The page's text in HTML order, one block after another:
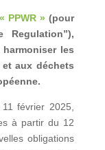
PPWR » (pour
Regulation”),
les
aux déchets
février 2025,
à partir du 12
obligations